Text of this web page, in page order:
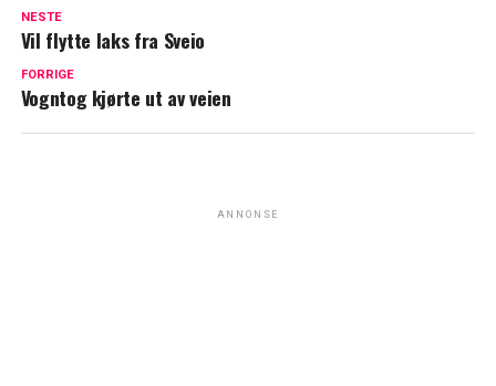
NESTE
Vil flytte laks fra Sveio
FORRIGE
Vogntog kjørte ut av veien
ANNONSE